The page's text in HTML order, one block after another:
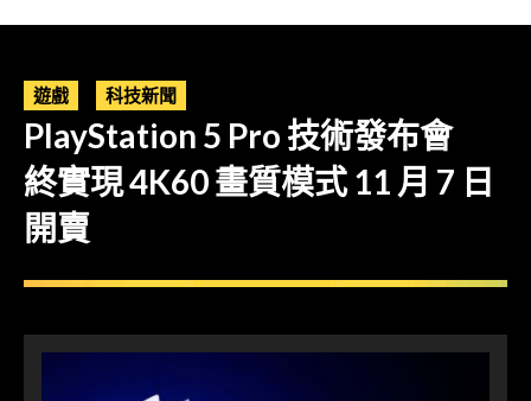
遊戲 科技新聞
PlayStation 5 Pro 技術發布會
終實現 4K60 畫質模式 11 月 7 日
開賣